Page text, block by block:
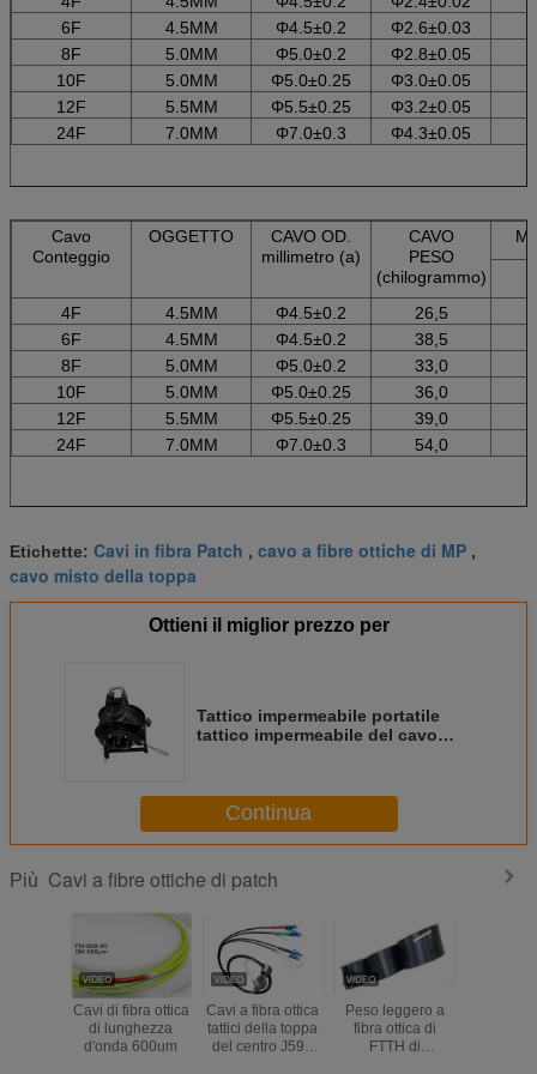
6F
4.5MM Φ4.5±0.2 Φ2.6±0.03
8F
5.0MM Φ5.0±0.2 Φ2.8±0.05
10F
5.0MM Φ5.0±0.25 Φ3.0±0.05
12F
5.5MM Φ5.5±0.25 Φ3.2±0.05
24F
7.0MM Φ7.0±0.3 Φ4.3±0.05
Cavo
Conteggio
OGGETTO
CAVO OD.
millimetro (a)
CAVO
PESO
(chilogrammo)
4F
4.5MM Φ4.5±0.2 26,5
6F
4.5MM Φ4.5±0.2 38,5
8F
5.0MM Φ5.0±0.2 33,0
10F
5.0MM Φ5.0±0.25 36,0
12F
5.5MM Φ5.5±0.25 39,0
24F
7.0MM Φ7.0±0.3 54,0
Etichette: Cavi in fibra Patch , cavo a fibre ottiche di MP ,
cavo misto della toppa
Ottieni il miglior prezzo per
Tattico impermeabile portatile
tattico impermeabile del cavo
Continua
Più Cavi a fibre ottiche di patch
Cavi di fibra ottica
di lunghezza
d'onda 600um
Cavi a fibra ottica
tattici della toppa
del centro J599
Peso leggero a
fibra ottica di
FTTH di